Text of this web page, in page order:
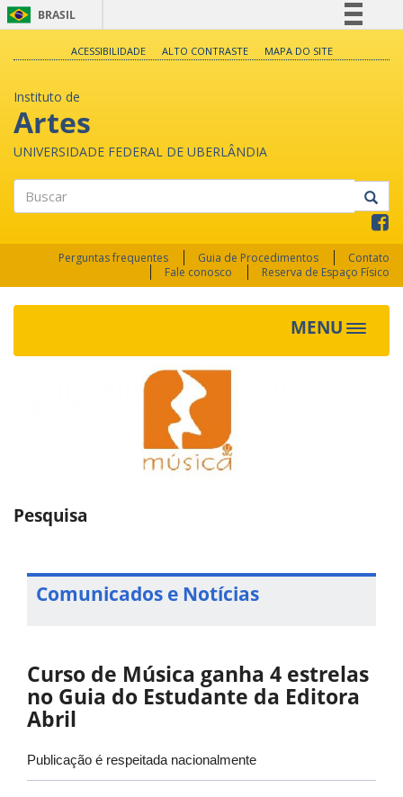
BRASIL
Legislação
Canais
ACESSIBILIDADE ALTO CONTRASTE MAPA DO SITE
Instituto de
Artes
UNIVERSIDADE FEDERAL DE UBERLÂNDIA
Perguntas frequentes Guia de Procedimentos
Contato
Fale conosco
Reserva de Espaço Físico
MENU
Toggle
Pesquisa
Comunicados e Notícias
Curso de Música ganha 4 estrelas
no Guia do Estudante da Editora
Abril
Publicação é respeitada nacionalmente